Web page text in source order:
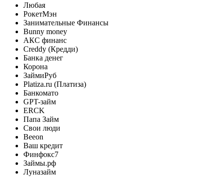
Любая
РокетМэн
Занимательные Финансы
Bunny money
АКС финанс
Creddy (Кредди)
Банка денег
Корона
ЗаймиРуб
Platiza.ru (Платиза)
Банкомато
GPT-займ
ERCK
Папа Займ
Свои люди
Beeon
Ваш кредит
Финфокс7
Займы.рф
Луназайм